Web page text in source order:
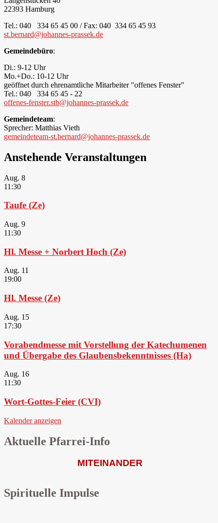
22393 Hamburg
Tel.: 040 334 65 45 00 / Fax: 040 334 65 45 93
st.bernard@johannes-prassek.de
Gemeindebüro:
Di.: 9-12 Uhr
Mo.+Do.: 10-12 Uhr
geöffnet durch ehrenamtliche Mitarbeiter "offenes Fenster"
Tel.: 040 334 65 45 - 22
offenes-fenster.stb@johannes-prassek.de
Gemeindeteam:
Sprecher: Matthias Vieth
gemeindeteam-st.bernard@johannes-prassek.de
Anstehende Veranstaltungen
Aug. 8
11:30
Taufe (Ze)
Aug. 9
11:30
Hl. Messe + Norbert Hoch (Ze)
Aug. 11
19:00
Hl. Messe (Ze)
Aug. 15
17:30
Vorabendmesse mit Vorstellung der Katechumenen
und Übergabe des Glaubensbekenntnisses (Ha)
Aug. 16
11:30
Wort-Gottes-Feier (CVI)
Kalender anzeigen
Aktuelle Pfarrei-Info
MITEINANDER
Spirituelle Impulse